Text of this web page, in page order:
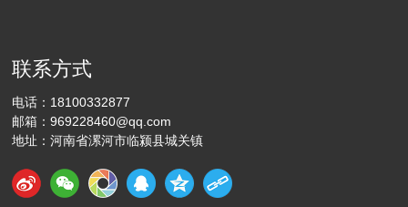
联系方式
电话： 18100332877
邮箱：969228460@qq.com
地址：河南省漯河市临颍县城关镇